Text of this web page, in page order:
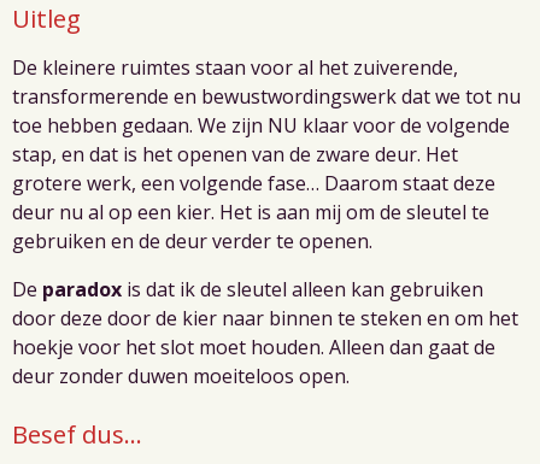
Uitleg
De kleinere ruimtes staan voor al het zuiverende,
transformerende en bewustwordingswerk dat we tot nu
toe hebben gedaan. We zijn NU klaar voor de volgende
stap, en dat is het openen van de zware deur. Het
grotere werk, een volgende fase… Daarom staat deze
deur nu al op een kier. Het is aan mij om de sleutel te
gebruiken en de deur verder te openen.
De paradox is dat ik de sleutel alleen kan gebruiken
door deze door de kier naar binnen te steken en om het
hoekje voor het slot moet houden. Alleen dan gaat de
deur zonder duwen moeiteloos open.
Besef dus...